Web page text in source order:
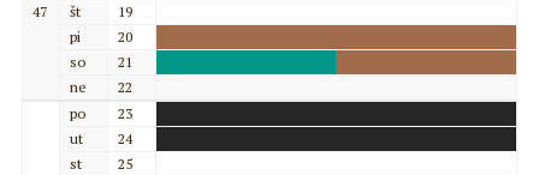
47
št
19
pi
20
so
21
ne
22
po
23
ut
24
st
25